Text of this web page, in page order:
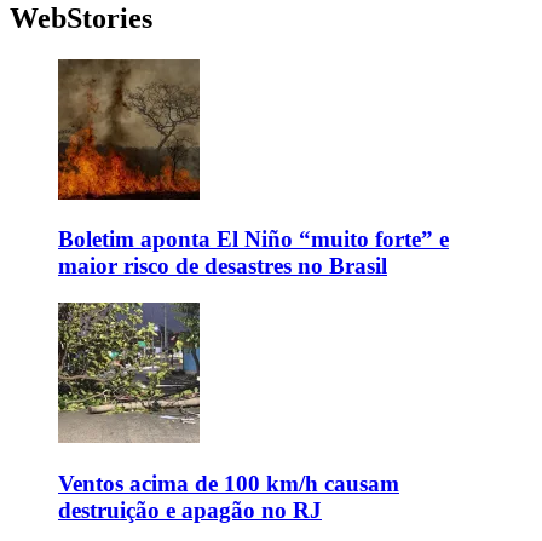
WebStories
Boletim aponta El Niño “muito forte” e
maior risco de desastres no Brasil
Ventos acima de 100 km/h causam
destruição e apagão no RJ